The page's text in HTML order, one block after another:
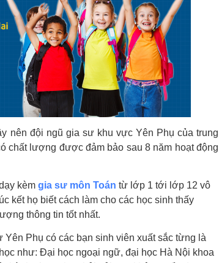
nên đội ngũ gia sư khu vực Yên Phụ của trung
chất lượng được đảm bảo sau 8 năm hoạt động
kèm gia sư môn Toán từ lớp 1 tới lớp 12 vô
kết họ biết cách làm cho các học sinh thấy
thông tin tốt nhất.
Yên Phụ có các bạn sinh viên xuất sắc từng là
như: Đại học ngoại ngữ, đại học Hà Nội khoa